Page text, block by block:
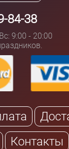
84-38
9:00 - 20:00
Контакты